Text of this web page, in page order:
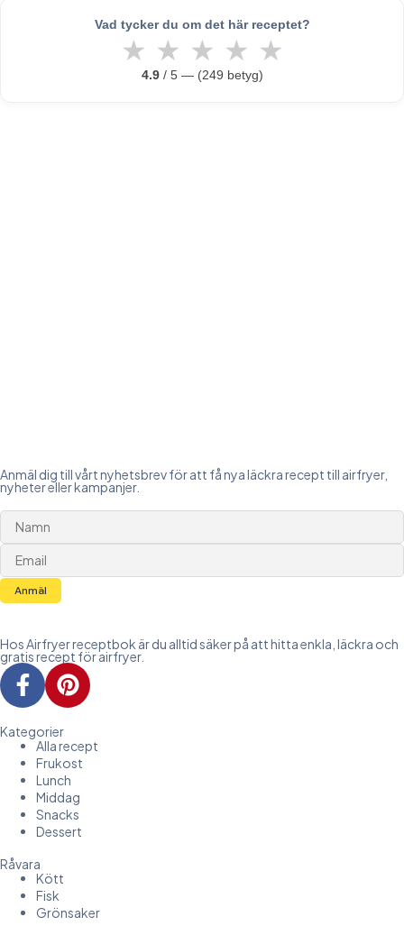
Vad tycker du om det här receptet?
★ ★ ★ ★ ★
4.9/ 5 — (249 betyg)
Anmäl dig till vårt nyhetsbrev för att få nya läckra recept till airfryer,
nyheter eller kampanjer.
Anmäl
Hos Airfryer receptbok är du alltid säker på att hitta enkla, läckra och
gratis recept för airfryer.
Kategorier
Alla recept
Frukost
Lunch
Middag
Snacks
Dessert
Råvara
Kött
Fisk
Grönsaker